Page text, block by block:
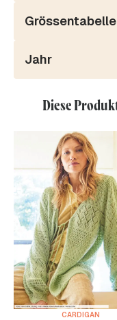
Grössentabelle
Jahr
Diese
CARDIGAN